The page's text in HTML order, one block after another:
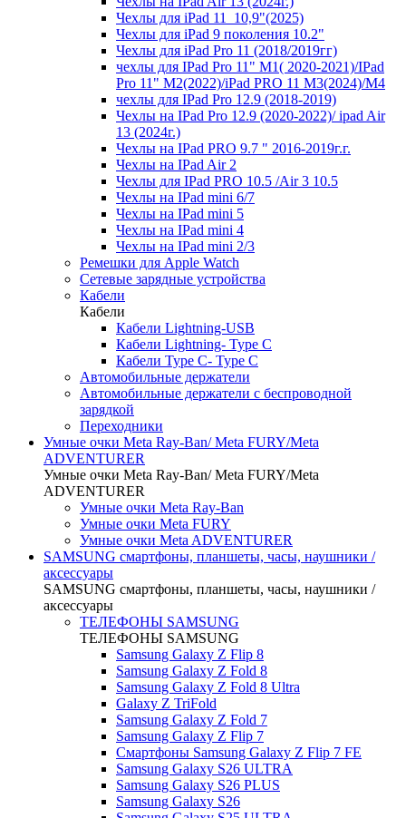
Чехлы для iPad 11_10,9"(2025)
Чехлы для iPad 9 поколения 10.2"
Чехлы для iPad Pro 11 (2018/2019гг)
чехлы для IPad Pro 11" М1( 2020-2021)/IPad
Pro 11" М2(2022)/iPad PRO 11 M3(2024)/M4
чехлы для IPad Pro 12.9 (2018-2019)
Чехлы на IPad Pro 12.9 (2020-2022)/ ipad Air
13 (2024г.)
Чехлы на IPad PRO 9.7 " 2016-2019г.г.
Чехлы на IPad Air 2
Чехлы для IPad PRO 10.5 /Air 3 10.5
Чехлы на IPad mini 6/7
Чехлы на IPad mini 5
Чехлы на IPad mini 4
Чехлы на IPad mini 2/3
Ремешки для Apple Watch
Сетевые зарядные устройства
Кабели
Кабели
Кабели Lightning-USB
Кабели Lightning- Type C
Кабели Type C- Type C
Автомобильные держатели
Автомобильные держатели с беспроводной
зарядкой
Переходники
Умные очки Meta Ray-Ban/ Meta FURY/Meta
ADVENTURER
Умные очки Meta Ray-Ban/ Meta FURY/Meta
ADVENTURER
Умные очки Meta Ray-Ban
Умные очки Meta FURY
Умные очки Meta ADVENTURER
SAMSUNG cмартфоны, планшеты, часы, наушники /
аксессуары
SAMSUNG cмартфоны, планшеты, часы, наушники /
аксессуары
ТЕЛЕФОНЫ SAMSUNG
ТЕЛЕФОНЫ SAMSUNG
Samsung Galaxy Z Flip 8
Samsung Galaxy Z Fold 8
Samsung Galaxy Z Fold 8 Ultra
Galaxy Z TriFold
Samsung Galaxy Z Fold 7
Samsung Galaxy Z Flip 7
Смартфоны Samsung Galaxy Z Flip 7 FE
Samsung Galaxy S26 ULTRA
Samsung Galaxy S26 PLUS
Samsung Galaxy S26